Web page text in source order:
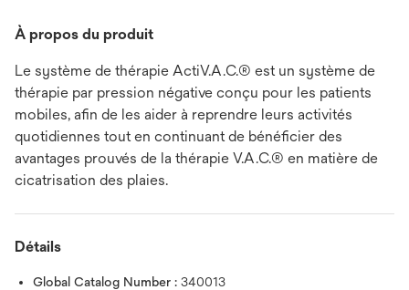
À propos du produit
Le système de thérapie ActiV.A.C.® est un système de
thérapie par pression négative conçu pour les patients
mobiles, afin de les aider à reprendre leurs activités
quotidiennes tout en continuant de bénéficier des
avantages prouvés de la thérapie V.A.C.® en matière de
cicatrisation des plaies.
Détails
Global Catalog Number : 340013